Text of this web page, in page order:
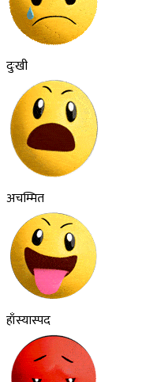
दुःखी
अचम्मित
हाँस्यास्पद